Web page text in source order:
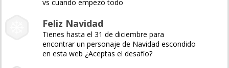
vs cuando empezó todo
Feliz Navidad
Tienes hasta el 31 de diciembre para
encontrar un personaje de Navidad escondido
en esta web ¿Aceptas el desafío?